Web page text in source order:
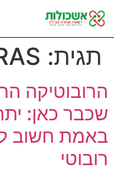
תגית:
הרובוטיקה
שכבר כאן:
באמת חשוב
רובוטי